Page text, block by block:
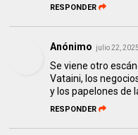
RESPONDER
Anónimo julio 22, 2025
Se viene otro
Vataini, los
y los papelones de
RESPONDER